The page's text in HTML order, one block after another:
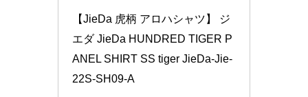
【JieDa 虎柄 アロハシャツ】 ジ
エダ JieDa HUNDRED TIGER P
ANEL SHIRT SS tiger JieDa-Jie-
22S-SH09-A